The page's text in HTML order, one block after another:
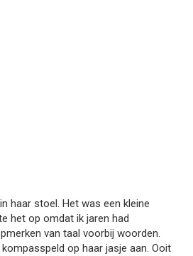
haar stoel. Het was een kleine
het op omdat ik jaren had
van taal voorbij woorden.
op haar jasje aan. Ooit